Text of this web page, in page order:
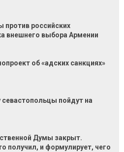
против российских
внешнего выбора Армении
об «адских санкциях»
севастопольцы пойдут на
Думы закрыт.
получил, и формулирует, чего